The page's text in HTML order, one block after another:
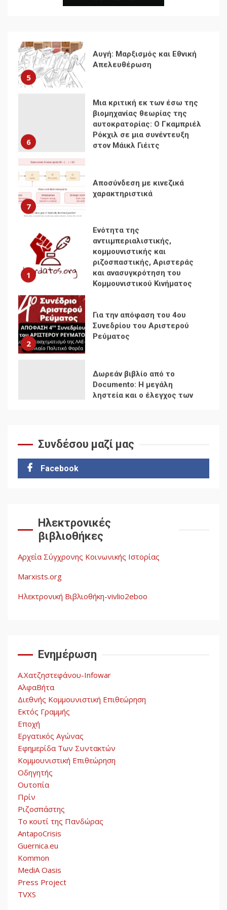
Παγκόσμιο Νότο
5
Απελευθέρωση
βιομηχανίας θεωρίας της
αυτοκρατορίας: Ο Γκαμπριέλ
Ρόκχιλ σε μια συνέντευξη
στον Μάικλ Γιέιτς
7
χαρακτηριστικά
αντιιμπεριαλιστικής,
κομμουνιστικής και
ριζοσπαστικής, Αριστεράς
και ανασυγκρότηση του
Κομμουνιστικού Κινήματος
2
Συνεδρίου του Αριστερού
Ρεύματος
Documento: Η μεγάλη
ληστεία και ο έλεγχος των
λαών
4
Νεοαποικιοκρατία και η
Απουσία Ιστορικής
Εμπειρίας στην Οικοδόμηση
Παγκόσμιο Νότο
Αυγή: Μαρξισμός και Εθνική
Απελευθέρωση
Συνδέσου μαζί μας
Facebook
Ηλεκτρονικές
βιβλιοθήκες
Αρχεία Σύγχρονης Κοινωνικής Ιστορίας
Marxists.org
Ηλεκτρονική Βιβλιοθήκη-vivlio2eboo
Ενημέρωση
Α.Χατζηστεφάνου-Infowar
ΑλφαΒήτα
Διεθνής Κομμουνιστική Επιθεώρηση
Εκτός Γραμμής
Εποχή
Εργατικός Αγώνας
Εφημερίδα Των Συντακτών
Κομμουνιστική Επιθεώρηση
Οδηγητής
Ουτοπία
Πρίν
Ριζοσπάστης
Το κουτί της Πανδώρας
AntapoCrisis
Guernica.eu
Kommon
MediA Oasis
Press Project
TVXS